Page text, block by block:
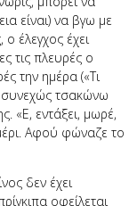
είναι) να βγω με
έλεγχος έχει
τις πλευρές ο
την ημέρα («Τι
συνεχώς τσακώνω
«Ε, εντάξει, μωρέ,
Αφού φώναζε το
δεν έχει
οφείλεται